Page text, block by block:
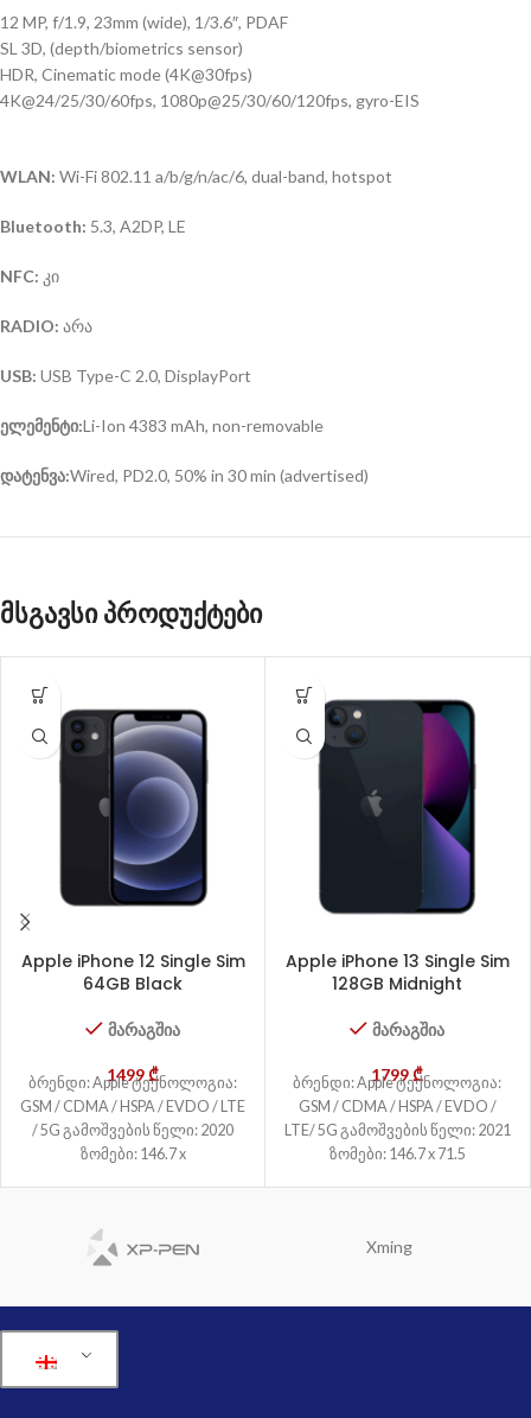
12 MP, f/1.9, 23mm (wide), 1/3.6″, PDAF
SL 3D, (depth/biometrics sensor)
HDR, Cinematic mode (4K@30fps)
4K@24/25/30/60fps, 1080p@25/30/60/120fps, gyro-EIS
WLAN: Wi-Fi 802.11 a/b/g/n/ac/6, dual-band, hotspot
Bluetooth: 5.3, A2DP, LE
NFC: კი
RADIO: არა
USB: USB Type-C 2.0, DisplayPort
ელემენტი:Li-Ion 4383 mAh, non-removable
დატენვა:Wired, PD2.0, 50% in 30 min (advertised)
მსგავსი პროდუქტები
Apple iPhone 12 Single Sim
64GB Black
მარაგშია
1499₾
ბრენდი: Apple ტექნოლოგია:
GSM / CDMA / HSPA / EVDO / LTE
/ 5G გამოშვების წელი: 2020
ზომები: 146.7 x
Apple iPhone 13 Single Sim
128GB Midnight
მარაგშია
1799₾
ბრენდი: Apple ტექნოლოგია:
GSM / CDMA / HSPA / EVDO /
LTE/ 5G გამოშვების წელი: 2021
ზომები: 146.7 x 71.5
Xming